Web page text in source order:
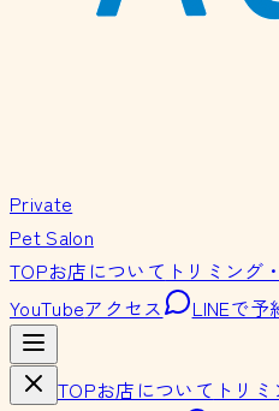
Private
Pet Salon
TOPお店について トリミング
YouTubeアクセス LINEで予
TOPお店について トリ